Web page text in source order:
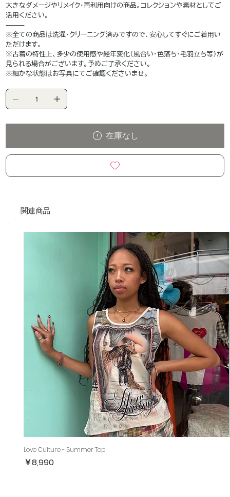
大きなダメージやリメイク・再利用向けの商品。コレクションや素材としてご
活用ください。
⸻
※全ての商品は洗濯・クリーニング済みですので、安心してすぐにご着用い
ただけます。
※古着の特性上、多少の使用感や経年変化（風合い・色落ち・毛羽立ち等）が
見られる場合がございます。予めご了承ください。
※細かな状態はお写真にてご確認くださいませ。
在庫なし
関連商品
Love Culture - Summer Top
価格
￥8,990